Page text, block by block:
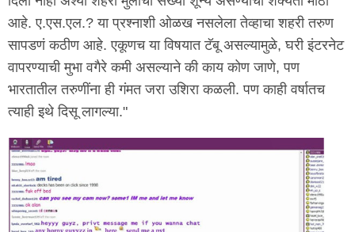
आहे. ए.एस.एल.? या प्रश्नाशी ओळख नसलेला तेव्हाचा शहरी तरुण
सापडणं कठीण आहे. एकूणच या विषयात टॅबू असल्यामुळे, घरी इंटरनेट
वापरण्याची मुभा वगैरे कमी असल्याने की काय कोण जाणे, पण
भारतातील तरुणींना ही गंमत जरा उशिरा कळली. पण काही वर्षातच
त्याही इथे दिसू लागल्या."